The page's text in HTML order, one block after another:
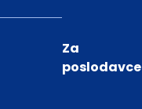
Za
poslodavce